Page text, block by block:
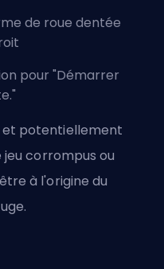
de roue dentée
pour "Démarrer
et potentiellement
corrompus ou
à l'origine du